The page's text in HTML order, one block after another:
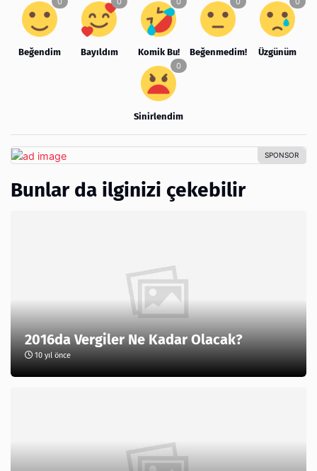
Beğendim Bayıldım Komik Bu! Beğenmedim! Üzgünüm
Sinirlendim
Bunlar da ilginizi çekebilir
2016da Vergiler Ne Kadar Olacak?
10 yıl önce